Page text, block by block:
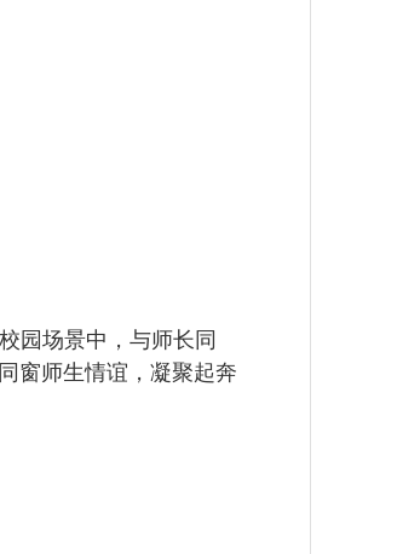
园场景中，与师长同
窗师生情谊，凝聚起奔